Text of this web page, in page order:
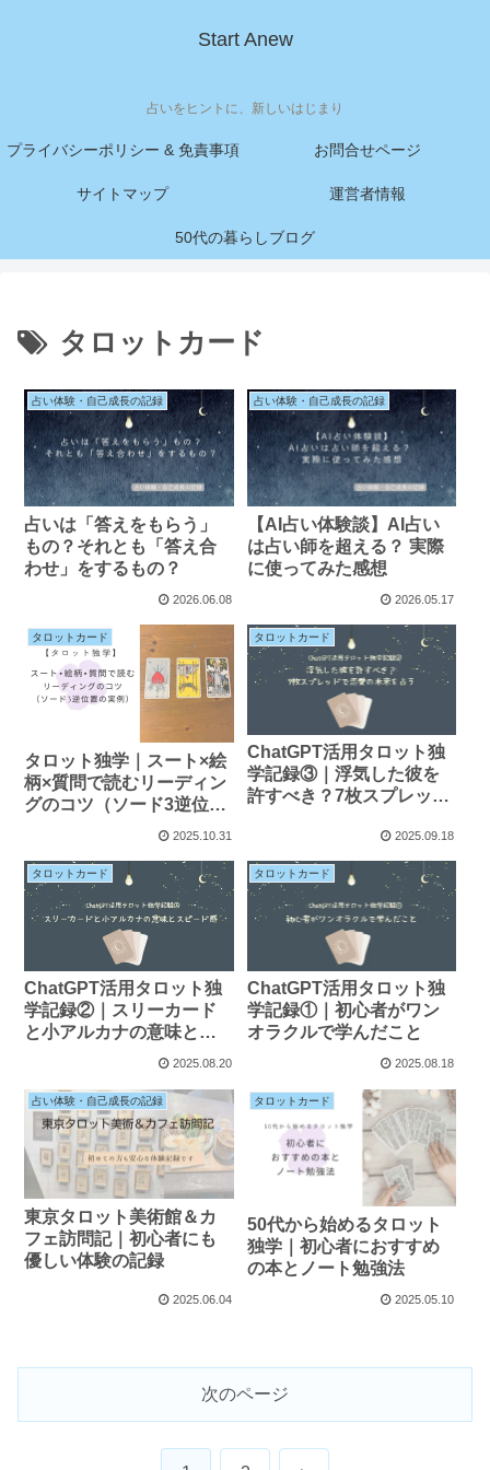
Start Anew
占いをヒントに、新しいはじまり
プライバシーポリシー & 免責事項 お問合せページ
サイトマップ 運営者情報
50代の暮らしブログ
タロットカード
占い体験・自己成長の記録
占いは「答えをもらう」
もの？それとも「答え合
わせ」をするもの？
2026.06.08
占い体験・自己成長の記録
【AI占い体験談】AI占い
は占い師を超える？ 実際
に使ってみた感想
2026.05.17
タロットカード
タロット独学｜スート×絵
柄×質問で読むリーディン
グのコツ（ソード3逆位置
2025.10.31
タロットカード
ChatGPT活用タロット独
学記録③｜浮気した彼を
許すべき？7枚スプレッド
2025.09.18
タロットカード
ChatGPT活用タロット独
学記録②｜スリーカード
と小アルカナの意味とス
2025.08.20
タロットカード
ChatGPT活用タロット独
学記録①｜初心者がワン
オラクルで学んだこと
2025.08.18
占い体験・自己成長の記録
東京タロット美術館＆カ
フェ訪問記｜初心者にも
優しい体験の記録
2025.06.04
タロットカード
50代から始めるタロット
独学｜初心者におすすめ
の本とノート勉強法
2025.05.10
次のページ